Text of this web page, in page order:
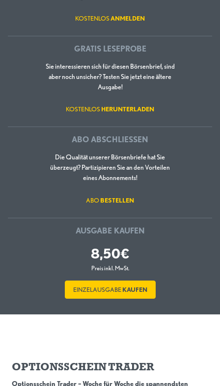
KOSTENLOSANMELDEN
GRATIS LESEPROBE
Sie interessieren sich für diesen Börsenbrief, sind
aber noch unsicher? Testen Sie jetzt eine ältere
Ausgabe!
KOSTENLOS HERUNTERLADEN
ABO ABSCHLIESSEN
Die Qualität unserer Börsenbriefe hat Sie
überzeugt? Partizipieren Sie an den Vorteilen
eines Abonnements!
ABO BESTELLEN
AUSGABE KAUFEN
8,50€
Preis inkl. MwSt.
EINZELAUSGABE KAUFEN
OPTIONSSCHEIN TRADER
Optionsschein Trader – Woche für Woche die spannendsten